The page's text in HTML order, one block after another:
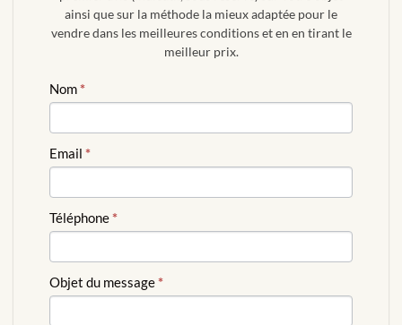
ainsi que sur la méthode la mieux adaptée pour le
vendre dans les meilleures conditions et en en tirant le
meilleur prix.
ESTIMATION
GRATUITE
Nom*
Email *
Téléphone*
Objet du message*